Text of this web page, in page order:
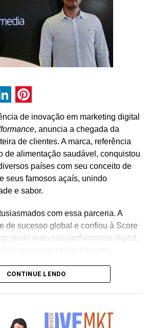
e dashboards, eliminando
análises mais confiáveis”,
isso, espera-se otimizar campanhas,
e-commerce e na loja, estimular uso
relatórios sólidos para diretoria e
Pinterest
de inovação em marketing digital
, anuncia a chegada da
de clientes. A marca, referência
de alimentação saudável, conquistou
países com seu conceito de
seus famosos açaís, unindo
e sabor.
com essa parceria. A
de sucesso global e confiou à Score
ainda mais sua performance digital.
sua expansão internacional”,
desde a otimização de campanhas
maior eficiência em investimento até
CONTINUE LENDO